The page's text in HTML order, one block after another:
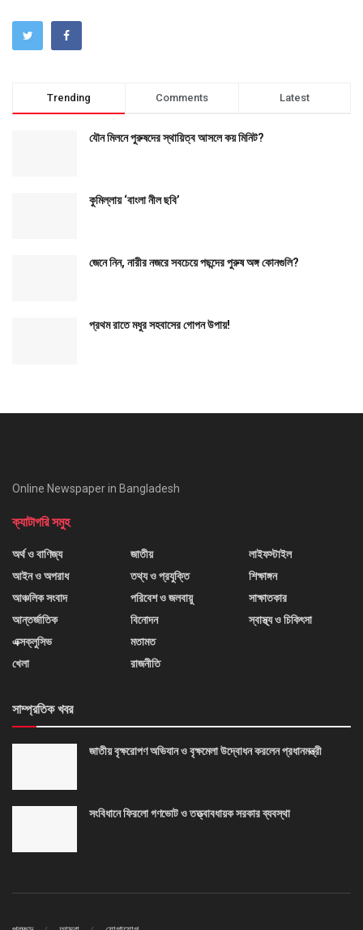
Trending Comments Latest
যৌন মিলনে পুরুষদের স্থায়িত্ব আসলে কয় মিনিট?
কুমিল্লায় ‘বাংলা নীল ছবি’
জেনে নিন, নারীর নজরে সবচেয়ে পছন্দের পুরুষ অঙ্গ কোনগুলি?
প্রথম রাতে মধুর সহবাসের গোপন উপায়!
Online Newspaper in Bangladesh
ক্যাটাগরি সমুহ
অর্থ ও বাণিজ্য
আইন ও অপরাধ
আঞ্চলিক সংবাদ
আন্তর্জাতিক
এক্সক্লুসিভ
খেলা
জাতীয়
তথ্য ও প্রযুক্তি
পরিবেশ ও জলবায়ু
বিনোদন
মতামত
রাজনীতি
লাইফস্টাইল
শিক্ষাঙ্গন
সাক্ষাতকার
স্বাস্থ্য ও চিকিৎসা
সাম্প্রতিক খবর
জাতীয় বৃক্ষরোপণ অভিযান ও বৃক্ষমেলা উদ্বোধন করলেন প্রধানমন্ত্রী
সংবিধানে ফিরলো গণভোট ও তত্ত্বাবধায়ক সরকার ব্যবস্থা